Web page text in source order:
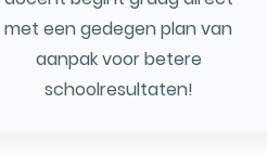
met een gedegen plan van
aanpak voor betere
schoolresultaten!